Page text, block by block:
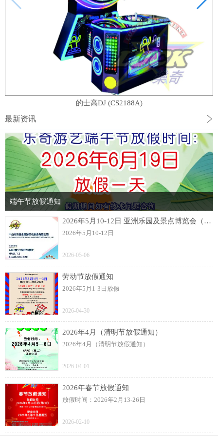
的士高DJ (CS2188A)
最新资讯
端午节放假通知
2026年5月10-12日 亚洲乐园及景点博览会（AAA）展
2026年5月10-12日
2026-05-06
劳动节放假通知
2026年5月1-3日放假
2026-04-30
2026年4月（清明节放假通知）
2026年4月（清明节放假通知）
2026-04-01
2026年春节放假通知
放假时间：2026年2月13-26日
2026-02-10